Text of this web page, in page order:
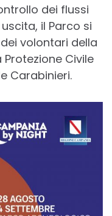
dei flussi
il Parco si
volontari della
Protezione Civile
Carabinieri.